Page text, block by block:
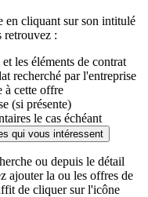
en cliquant sur son intitulé
retrouvez :
les éléments de contrat
recherché par l'entreprise
à cette offre
(si présente)
le cas échéant
qui vous intéressent
ou depuis le détail
ajouter la ou les offres de
de cliquer sur l'icône